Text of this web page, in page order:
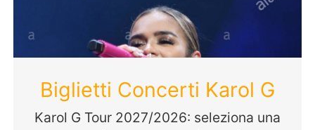
Biglietti Concerti Karol G
Karol G Tour 2027/2026: seleziona una